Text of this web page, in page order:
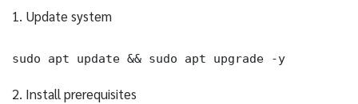
1. Update system
sudo apt update && sudo apt upgrade -y
2. Install prerequisites